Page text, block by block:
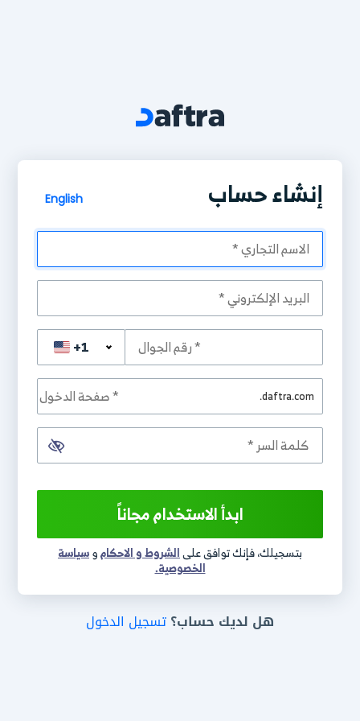
هل لديك حساب؟ تسجيل الدخول
إنشاء حساب English
+1
.daftra.com
ابدأ الاستخدام مجاناً
بتسجيلك، فإنك توافق علىالشروط و الاحكاموسياسة
الخصوصية.